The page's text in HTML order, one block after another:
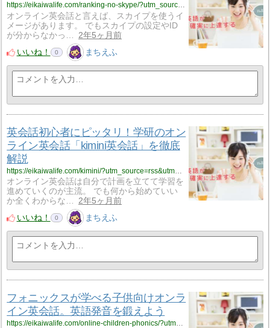
https://eikaiwalife.com/ranking-no-skype/?utm_source=rss&utm_medium=rss&utm_campaign=ranking-no-skype
オンライン英会話と言えば、スカイプを使うイ
メージがあります。 でもスカイプの設定やID
が分からなかっ…
2年5ヶ月前
いいね！
0 まちえふ
英会話初心者にピッタリ！学研のオン
ライン英会話「kimini英会話」を徹底
解説
オンライン英会話は自分で計画を立てて学習を
進めていくのが主流。 でも何から始めていい
か全くわからな…
2年5ヶ月前
いいね！
0 まちえふ
フォニックスが学べる子供向けオンラ
イン英会話。英語発音を鍛えよう
https://eikaiwalife.com/online-children-phonics/?utm_source=rss&utm_medium=rss&utm_campaign=online-children-phonics